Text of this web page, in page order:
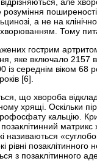
а не на
Тому
гострим
яке включало 2157
із середнім віком 68
[6].
що хвороба
хрящі. Оскільки
кальцію.
позаклітинний
називаються
рівні
з позаклітинного